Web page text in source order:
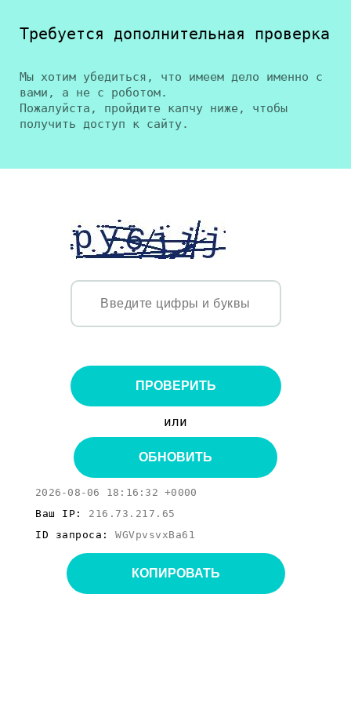
Требуется дополнительная проверка
Мы хотим убедиться, что имеем дело именно с
вами, а не с роботом.
Пожалуйста, пройдите капчу ниже, чтобы
получить доступ к сайту.
ПРОВЕРИТЬ
или
ОБНОВИТЬ
2026-08-06 18:16:32 +0000
Ваш IP: 216.73.217.65
ID запроса: WGVpvsvxBa61
КОПИРОВАТЬ